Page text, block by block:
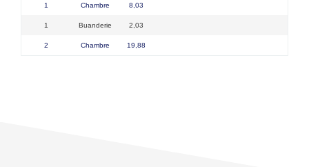
1 Chambre 8,03
1 Buanderie 2,03
2 Chambre 19,88